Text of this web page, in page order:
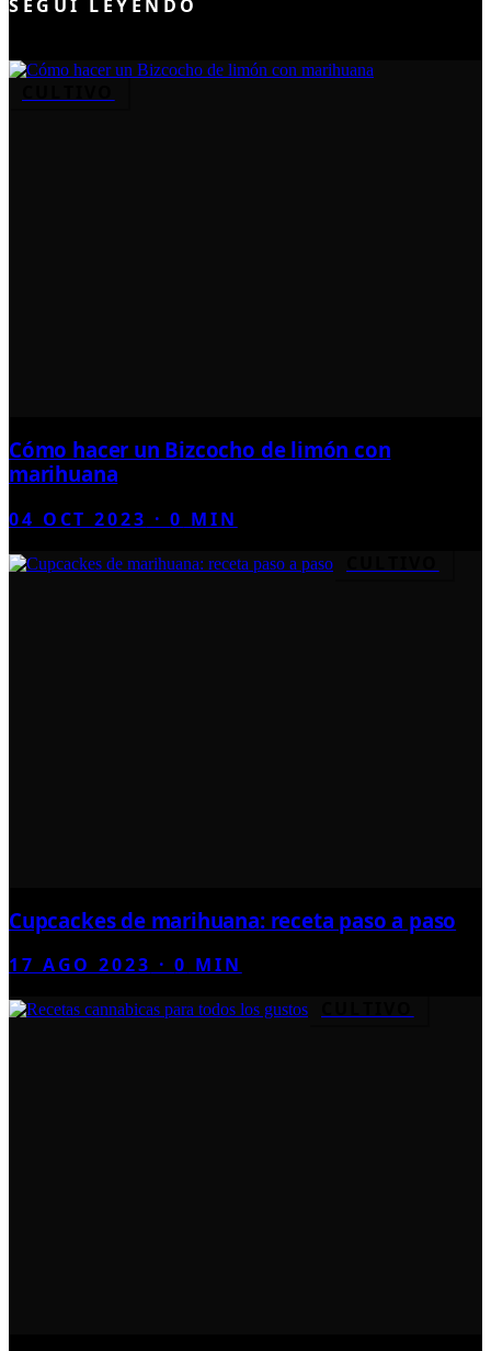
SEGUÍ LEYENDO
Cómo hacer un Bizcocho de limón con
marihuana
04 OCT 2023 ·0 MIN
Cupcackes de marihuana: receta paso a paso
17 AGO 2023 ·0 MIN